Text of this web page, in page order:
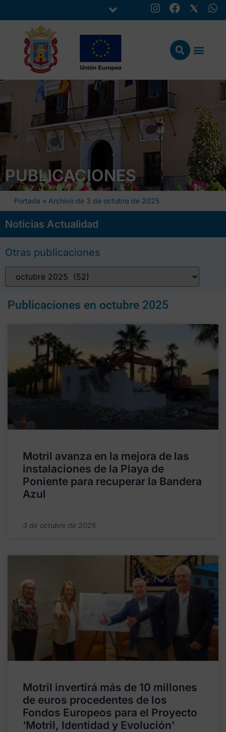
PUBLICACIONES
Portada » Archivo de 3 de octubre de 2025
Noticias Actualidad
Otras publicaciones
Publicaciones en octubre 2025
Motril avanza en la mejora de las
instalaciones de la Playa de
Poniente para recuperar la Bandera
Azul
3 de octubre de 2025
Motril invertirá más de 10 millones
de euros procedentes de los
Fondos Europeos para el Proyecto
‘Motril, Identidad y Evolución’